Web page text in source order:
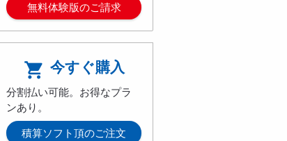
無料体験版のご請求
 今すぐ購入
分割払い可能。お得なプラ
ンあり。
積算ソフト頂のご注文